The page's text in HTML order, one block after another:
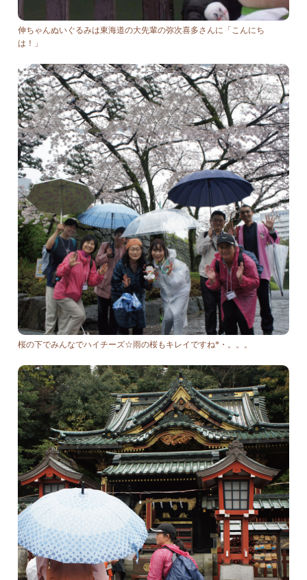
伸ちゃんぬいぐるみは東海道の大先輩の弥次喜多さんに「こんにち
は！」
桜の下でみんなでハイチーズ☆雨の桜もキレイですね*・。。。